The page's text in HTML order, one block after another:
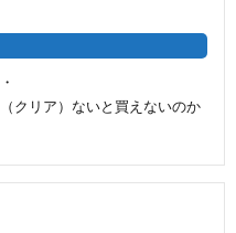
クリア）ないと買えないのか